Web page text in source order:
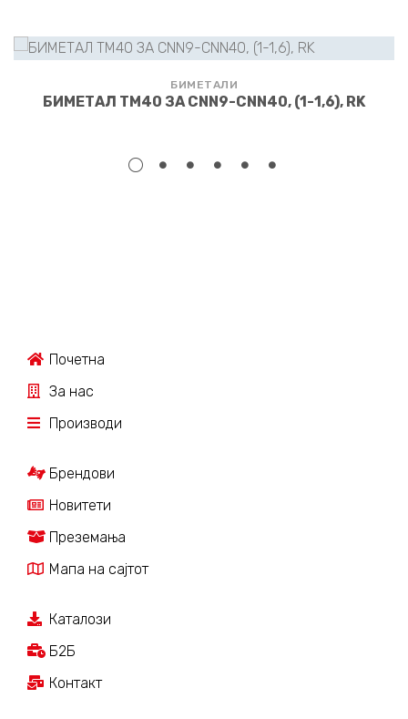
БИМЕТАЛИ
БИМЕТАЛ TM40 ЗА CNN9-CNN40, (1-1,6), RK
Почетна
За нас
Производи
Брендови
Новитети
Преземања
Мапа на сајтот
Каталози
Б2Б
Контакт